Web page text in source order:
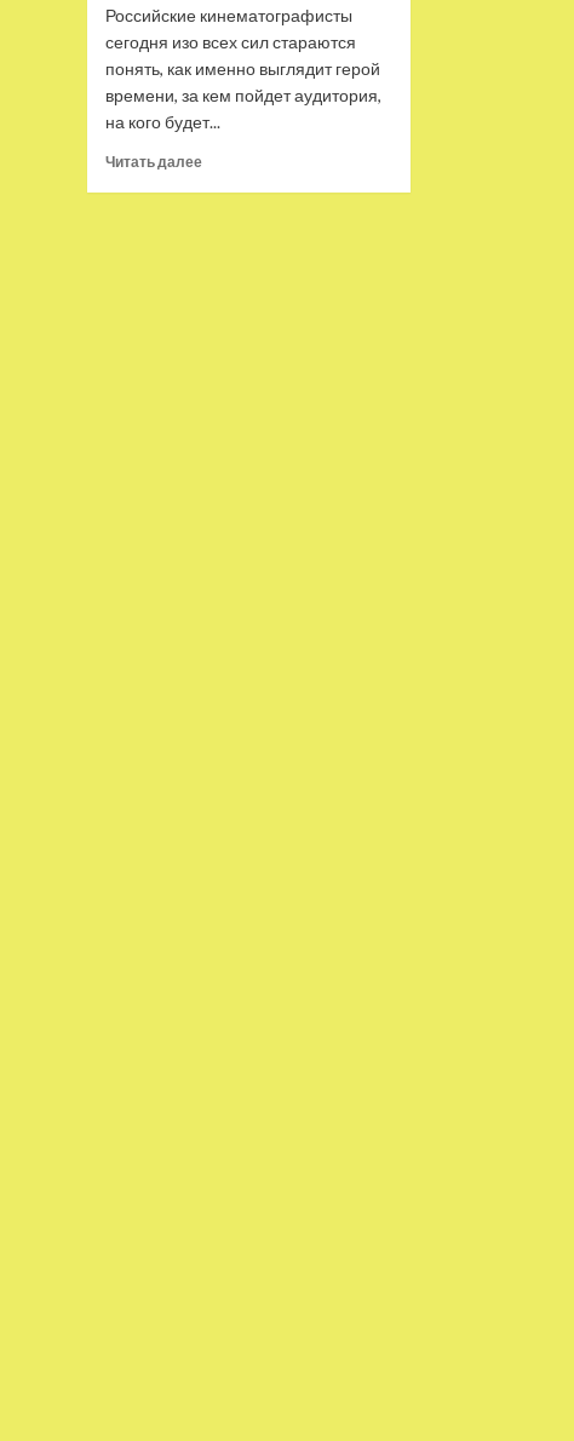
Российские кинематографисты
сегодня изо всех сил стараются
понять, как именно выглядит герой
времени, за кем пойдет аудитория,
на кого будет...
Читать далееПрочитать